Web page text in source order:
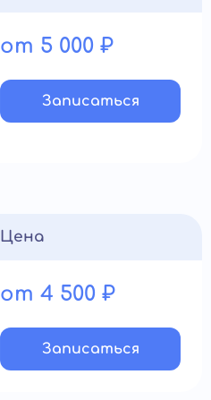
от 5 000 ₽
Записатьcя
Цена
от 4 500 ₽
Записатьcя